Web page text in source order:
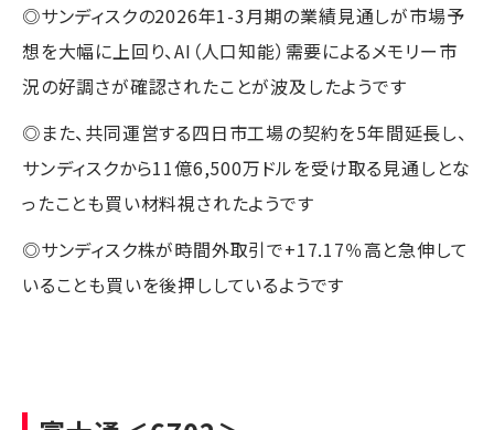
◎サンディスクの2026年1-3月期の業績見通しが市場予
想を大幅に上回り、AI（人口知能）需要によるメモリー市
況の好調さが確認されたことが波及したようです
◎また、共同運営する四日市工場の契約を5年間延長し、
サンディスクから11億6,500万ドルを受け取る見通しとな
ったことも買い材料視されたようです
◎サンディスク株が時間外取引で+17.17％高と急伸して
いることも買いを後押ししているようです